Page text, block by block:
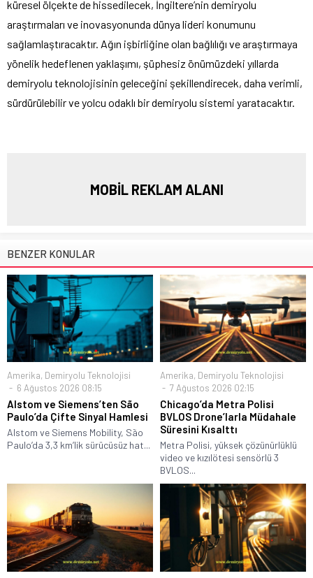
küresel ölçekte de hissedilecek, İngiltere’nin demiryolu
araştırmaları ve inovasyonunda dünya lideri konumunu
sağlamlaştıracaktır. Ağın işbirliğine olan bağlılığı ve araştırmaya
yönelik hedeflenen yaklaşımı, şüphesiz önümüzdeki yıllarda
demiryolu teknolojisinin geleceğini şekillendirecek, daha verimli,
sürdürülebilir ve yolcu odaklı bir demiryolu sistemi yaratacaktır.
MOBİL REKLAM ALANI
BENZER KONULAR
Amerika, Demiryolu Teknolojisi
6 Ağustos 2026 08:15
Alstom ve Siemens’ten São
Paulo’da Çifte Sinyal Hamlesi
Alstom ve Siemens Mobility, São
Paulo’da 3,3 km’lik sürücüsüz hat...
Amerika, Demiryolu Teknolojisi
7 Ağustos 2026 02:15
Chicago’da Metra Polisi
BVLOS Drone’larla Müdahale
Süresini Kısalttı
Metra Polisi, yüksek çözünürlüklü
video ve kızılötesi sensörlü 3
BVLOS...